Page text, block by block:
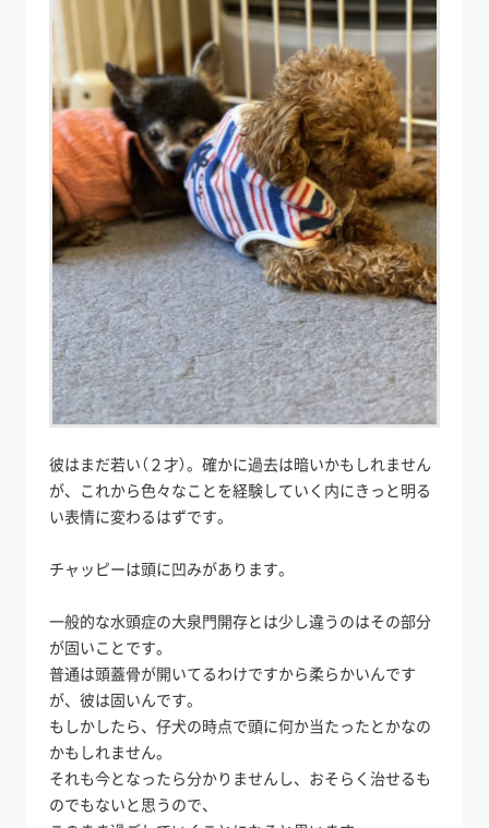
彼はまだ若い（２才）。確かに過去は暗いかもしれません
が、これから色々なことを経験していく内にきっと明る
い表情に変わるはずです。
チャッピーは頭に凹みがあります。
一般的な水頭症の大泉門開存とは少し違うのはその部分
が固いことです。
普通は頭蓋骨が開いてるわけですから柔らかいんです
が、彼は固いんです。
もしかしたら、仔犬の時点で頭に何か当たったとかなの
かもしれません。
それも今となったら分かりませんし、おそらく治せるも
のでもないと思うので、